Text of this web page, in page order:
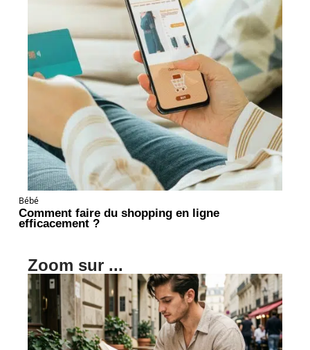
Bébé
Comment faire du shopping en ligne
efficacement ?
Zoom sur ...